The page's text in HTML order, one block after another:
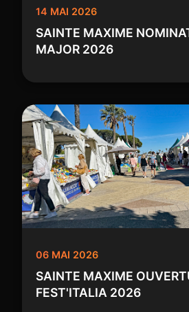
14 MAI 2026
SAINTE MAXIME
MAJOR 2026
06 MAI 2026
SAINTE MAXIME
FEST'ITALIA 2026